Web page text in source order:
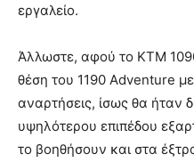
εργαλείο.
Άλλωστε, αφού το KTM
θέση του 1190 Adventure
αναρτήσεις, ίσως θα ήταν
υψηλότερου επιπέδου
το βοηθήσουν και στα